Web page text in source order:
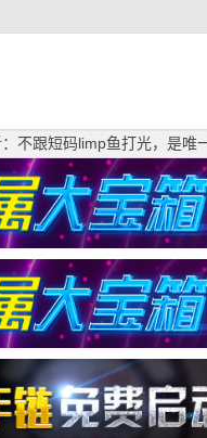
：不跟短码limp鱼打光，是唯